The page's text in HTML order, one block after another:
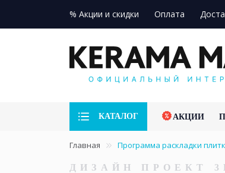
% Акции и скидки Оплата
КАТАЛОГ АКЦИИ
Главная Программа раскладки
ДИЗАЙН ПРОЕКТ